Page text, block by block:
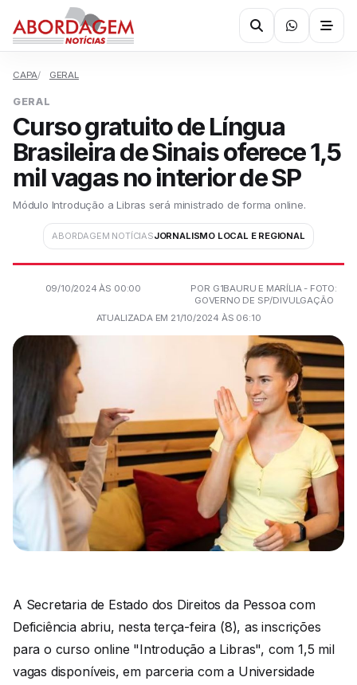
CAPA GERAL
GERAL
Curso gratuito de Língua
Brasileira de Sinais oferece 1,5
mil vagas no interior de SP
Módulo Introdução a Libras será ministrado de forma online.
ABORDAGEM NOTÍCIASJORNALISMO LOCAL E REGIONAL
09/10/2024 ÀS 00:00
POR G1BAURU E MARÍLIA - FOTO:
GOVERNO DE SP/DIVULGAÇÃO
ATUALIZADA EM 21/10/2024 ÀS 06:10
A Secretaria de Estado dos Direitos da Pessoa com
Deficiência abriu, nesta terça-feira (8), as inscrições
para o curso online "Introdução a Libras", com 1,5 mil
vagas disponíveis, em parceria com a Universidade